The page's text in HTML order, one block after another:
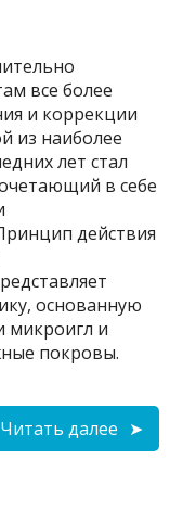
все более
и коррекции
из наиболее
лет стал
в себе
действия
основанную
микроигл и
покровы.
Читать далее